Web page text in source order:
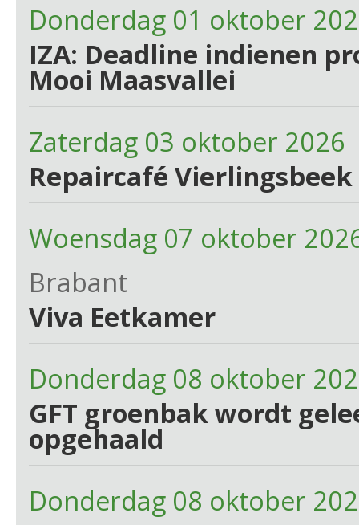
Donderdag 01 oktober
IZA: Deadline indienen
Mooi Maasvallei
Zaterdag 03 oktober
Repaircafé
Woensdag 07 oktober
Brabant
Viva Eetkamer
Donderdag 08 oktober
GFT groenbak wordt
opgehaald
Donderdag 08 oktober